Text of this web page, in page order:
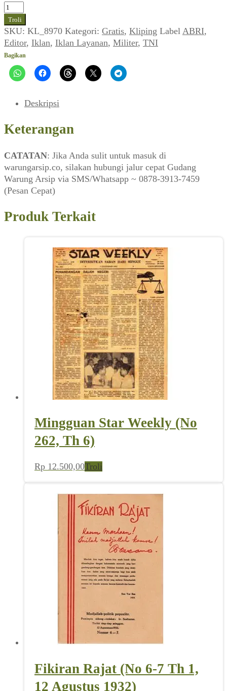
Kuantitas
Iklan
Layanan
Hari
ABRI
(EDITOR_No.
04,
September
Troli
SKU: KL_8970 Kategori: Gratis, Kliping Label ABRI,
Editor, Iklan, Iklan Layanan, Militer, TNI
Bagikan
Deskripsi
Keterangan
CATATAN: Jika Anda sulit untuk masuk di
warungarsip.co, silakan hubungi jalur cepat Gudang
Warung Arsip via SMS/Whatsapp ~ 0878-3913-7459
(Pesan Cepat)
Produk Terkait
Mingguan Star Weekly (No
262, Th 6)
Rp 12.500,00Troli
Fikiran Rajat (No 6-7 Th 1,
12 Agustus 1932)